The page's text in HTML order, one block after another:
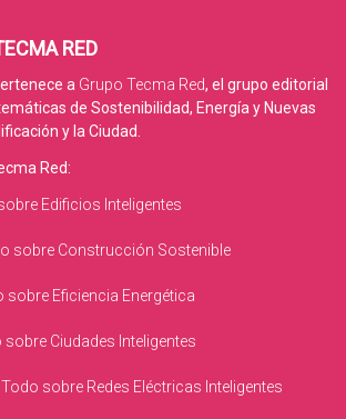
RED
a Grupo Tecma Red, el grupo editorial
de Sostenibilidad, Energía y Nuevas
y la Ciudad.
Red:
Edificios Inteligentes
sobre Construcción Sostenible
sobre Eficiencia Energética
sobre Ciudades Inteligentes
Todo sobre Redes Eléctricas Inteligentes